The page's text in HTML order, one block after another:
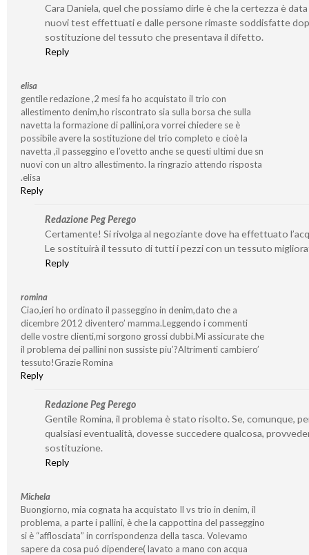
Cara Daniela, quel che possiamo dirle è che la certezza è data
nuovi test effettuati e dalle persone rimaste soddisfatte
sostituzione del tessuto che presentava il difetto.
Reply
elisa
gentile redazione ,2 mesi fa ho acquistato il trio con
allestimento denim,ho riscontrato sia sulla borsa che sulla
navetta la formazione di pallini,ora vorrei chiedere se è
possibile avere la sostituzione del trio completo e cioè la
navetta ,il passeggino e l’ovetto anche se questi ultimi due sn
nuovi con un altro allestimento. la ringrazio attendo risposta
.elisa
Reply
Redazione Peg Perego
Certamente! Si rivolga al negoziante dove ha effettuato
Le sostituirà il tessuto di tutti i pezzi con un tessuto
Reply
romina
Ciao,ieri ho ordinato il passeggino in denim,dato che a
dicembre 2012 diventero’ mamma.Leggendo i commenti
delle vostre clienti,mi sorgono grossi dubbi.Mi assicurate che
il problema dei pallini non sussiste piu’?Altrimenti cambiero’
tessuto!Grazie Romina
Reply
Redazione Peg Perego
Gentile Romina, il problema è stato risolto. Se, comunque,
qualsiasi eventualità, dovesse succedere qualcosa,
sostituzione.
Reply
Michela
Buongiorno, mia cognata ha acquistato Il vs trio in denim, il
problema, a parte i pallini, è che la cappottina del passeggino
si è “afflosciata” in corrispondenza della tasca. Volevamo
sapere da cosa puó dipendere( lavato a mano con acqua